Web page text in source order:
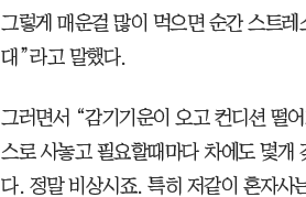
그렇게 매운걸 많이 먹으면 순간 스트
대”라고 말했다.
그러면서 “감기기운이 오고 컨디션 떨
스로 사놓고 필요할때마다 차에도 몇개
다. 정말 비상시죠. 특히 저같이 혼자사